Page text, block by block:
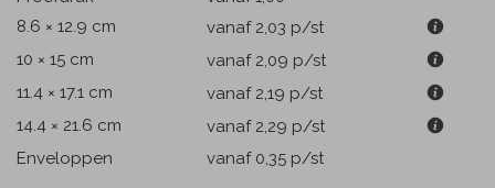
8.6 × 12.9 cm
vanaf 2,03 p/st
10 × 15 cm
vanaf 2,09 p/st
11.4 × 17.1 cm
vanaf 2,19 p/st
14.4 × 21.6 cm
vanaf 2,29 p/st
Enveloppen
vanaf 0,35 p/st